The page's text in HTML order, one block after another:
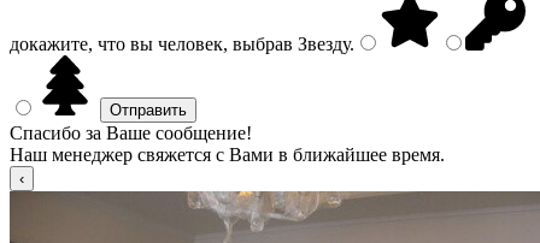
докажите, что вы человек, выбрав Звезду.
Спасибо за Ваше сообщение!
Наш менеджер свяжется с Вами в ближайшее время.